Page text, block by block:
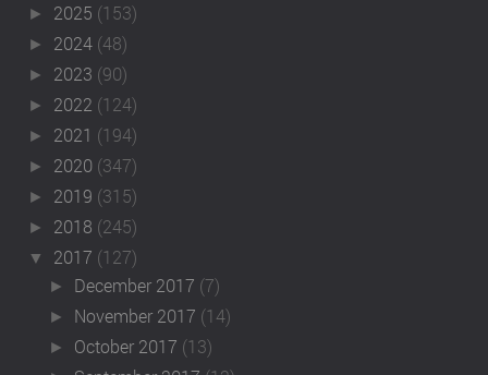
► 2025 (153)
► 2024 (48)
► 2023 (90)
► 2022 (124)
► 2021 (194)
► 2020 (347)
► 2019 (315)
► 2018 (245)
▼ 2017 (127)
► December 2017 (7)
► November 2017 (14)
► October 2017 (13)